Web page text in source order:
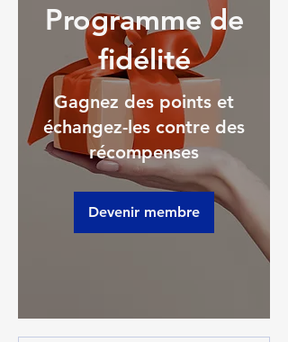
Programme de
fidélité
Gagnez des points et
échangez-les contre des
récompenses
Devenir membre